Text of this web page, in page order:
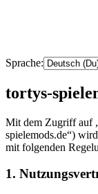
Sprache:
tortys-
Mit dem Zugriff auf
spielemods.de“)
mit folgenden
1.